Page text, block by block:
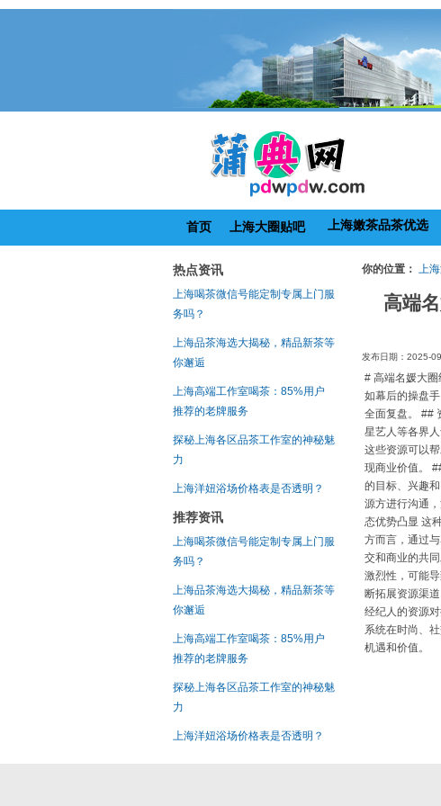
首页 上海大圈贴吧 上海嫩茶品茶优选
热点资讯
上海喝茶微信号能定制专属上门服
务吗？
上海品茶海选大揭秘，精品新茶等
你邂逅
上海高端工作室喝茶：85%用户
推荐的老牌服务
探秘上海各区品茶工作室的神秘魅
力
上海洋妞浴场价格表是否透明？
推荐资讯
上海喝茶微信号能定制专属上门服
务吗？
上海品茶海选大揭秘，精品新茶等
你邂逅
上海高端工作室喝茶：85%用户
推荐的老牌服务
探秘上海各区品茶工作室的神秘魅
力
上海洋妞浴场价格表是否透明？
你的位置： 上
高端
发布日期：2025-
# 高端名媛大
如幕后的操盘
全面复盘。 ##
星艺人等各界
这些资源可以
现商业价值。
的目标、兴趣
源方进行沟通
态优势凸显 这
方而言，通过
交和商业的共
激烈性，可能
断拓展资源渠
经纪人的资源
系统在时尚、
机遇和价值。